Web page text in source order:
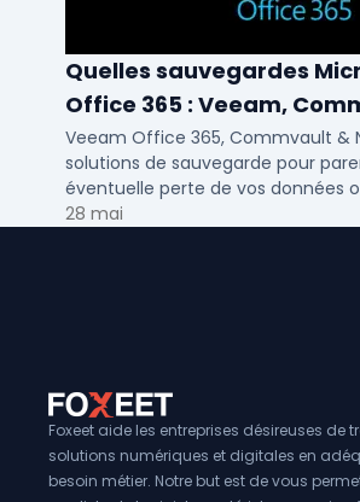
Quelles sauvegardes
Office 365 : Veeam,
Netapp
Veeam Office 365, Commvault &
solutions de sauvegarde pour
éventuelle perte de vos données
Voici notre ...
28 mai
Foxeet aide les entreprises désireuses de
solutions numériques et digitales en
besoin métier. Notre but est de vous